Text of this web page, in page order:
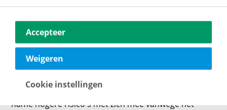
worden voorkomen.
Veiligheidszorgen tijdens installatie:
van hete materialen tijdens het installatieproces
vereist ervaren professionals om risico's te
minimaliseren. De brandermethode brengt met
name hogere risico's met zich mee vanwege het
Accepteer
Weigeren
Cookie instellingen